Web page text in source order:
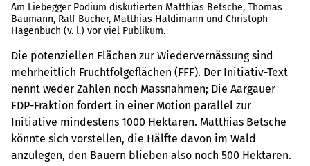
Am Liebegger Podium diskutierten Matthias Betsche, Thomas
Baumann, Ralf Bucher, Matthias Haldimann und Christoph
Hagenbuch (v. l.) vor viel Publikum.
Die potenziellen Flächen zur Wiedervernässung sind
mehrheitlich Fruchtfolgeflächen (FFF). Der Initiativ-Text
nennt weder Zahlen noch Massnahmen; Die Aargauer
FDP-Fraktion fordert in einer Motion parallel zur
Initiative mindestens 1000 Hektaren. Matthias Betsche
könnte sich vorstellen, die Hälfte davon im Wald
anzulegen, den Bauern blieben also noch 500 Hektaren.